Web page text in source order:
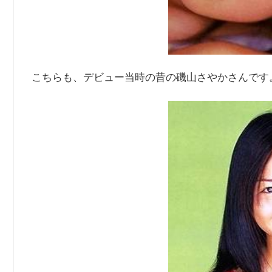
こちらも、デビュー当時の昔の磯山さやかさんです